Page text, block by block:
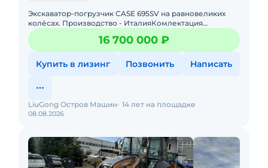
Экскаватор-погрузчик CASE 695SV на равновеликих
колёсах. Производство - ИталияКомлектация
PremiumШины MichelinАксеально-поршневой насос
16 700 000 ₽
Купить в лизинг Позвонить Написать
08.08.2026
LiuGong Остров Машин 14 лет на площадке